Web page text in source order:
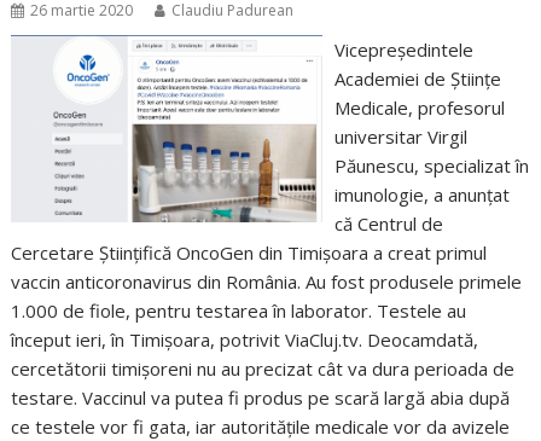
26 martie 2020 Claudiu Padurean
Vicepreședintele
Academiei de Științe
Medicale, profesorul
universitar Virgil
Păunescu, specializat în
imunologie, a anunțat
că Centrul de
Cercetare Științifică OncoGen din Timișoara a creat primul
vaccin anticoronavirus din România. Au fost produsele primele
1.000 de fiole, pentru testarea în laborator. Testele au
început ieri, în Timișoara, potrivit ViaCluj.tv. Deocamdată,
cercetătorii timișoreni nu au precizat cât va dura perioada de
testare. Vaccinul va putea fi produs pe scară largă abia după
ce testele vor fi gata, iar autoritățile medicale vor da avizele